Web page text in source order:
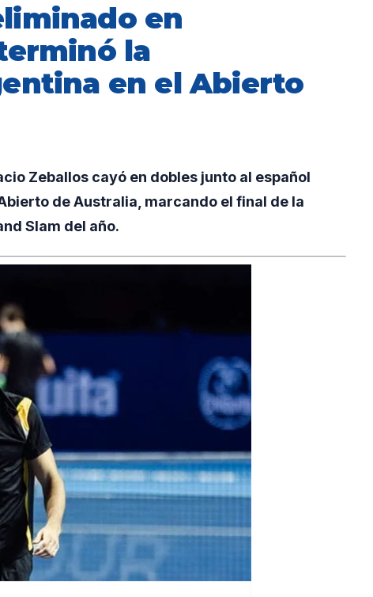
en
la
en el Abierto
Zeballos cayó en dobles junto al español
de Australia, marcando el final de la
Slam del año.